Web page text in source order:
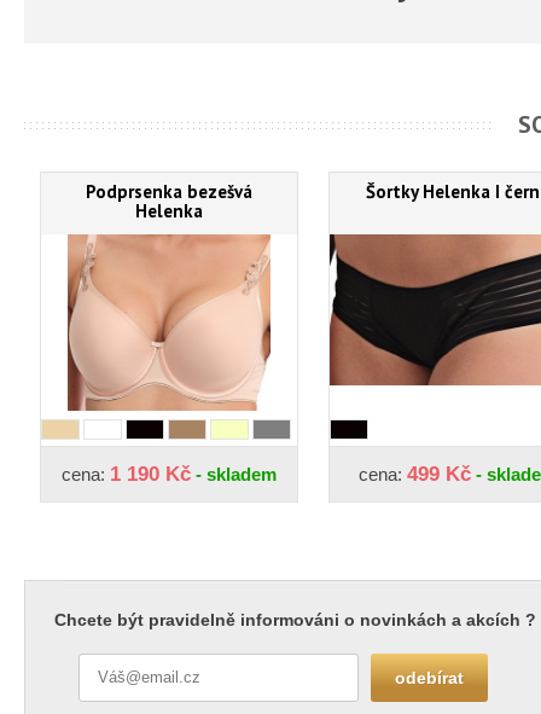
Podprsenka bezešvá
Helenka
cena: 1 190 Kč - skladem
Šortky Helenka I
cena: 499 Kč -
Chcete být pravidelně informováni o novinkách a akcích ?